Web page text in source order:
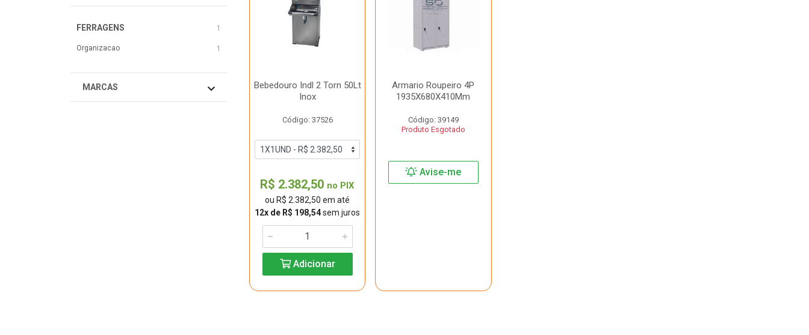
FERRAGENS 1
Organizacao 1
MARCAS
Bebedouro Indl 2 Torn 50Lt
Inox
Código: 37526
R$ 2.382,50 no PIX
ou R$ 2.382,50 em até
12x de R$ 198,54sem juros
Adicionar
Armario Roupeiro 4P
1935X680X410Mm
Código: 39149
Produto Esgotado
Avise-me